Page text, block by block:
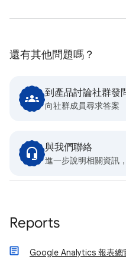
還有其他問題嗎？
到產品討論社群發
向社群成員尋求答案
與我們聯絡
進一步說明相關資訊
Reports
Google Analytics 報表總